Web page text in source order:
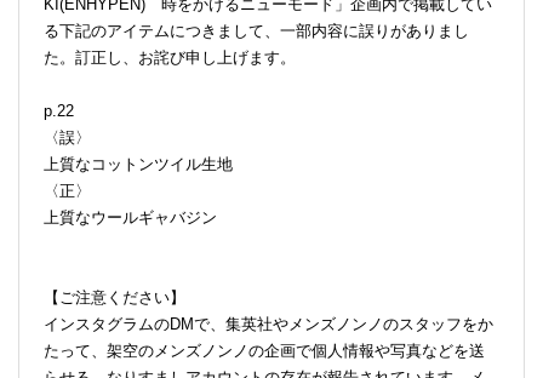
KI(ENHYPEN) 時をかけるニューモード」企画内で掲載してい
る下記のアイテムにつきまして、一部内容に誤りがありまし
た。訂正し、お詫び申し上げます。
p.22
〈誤〉
上質なコットンツイル生地
〈正〉
上質なウールギャバジン
【ご注意ください】
インスタグラムのDMで、集英社やメンズノンノのスタッフをか
たって、架空のメンズノンノの企画で個人情報や写真などを送